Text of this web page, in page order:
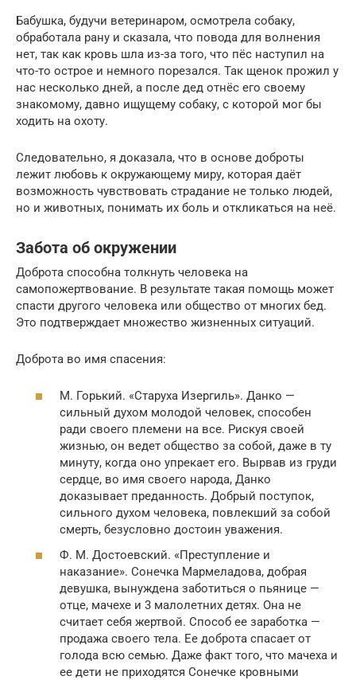
Бабушка, будучи ветеринаром, осмотрела собаку,
обработала рану и сказала, что повода для волнения
нет, так как кровь шла из-за того, что пёс наступил на
что-то острое и немного порезался. Так щенок прожил у
нас несколько дней, а после дед отнёс его своему
знакомому, давно ищущему собаку, с которой мог бы
ходить на охоту.
Следовательно, я доказала, что в основе доброты
лежит любовь к окружающему миру, которая даёт
возможность чувствовать страдание не только людей,
но и животных, понимать их боль и откликаться на неё.
Забота об окружении
Доброта способна толкнуть человека на
самопожертвование. В результате такая помощь может
спасти другого человека или общество от многих бед.
Это подтверждает множество жизненных ситуаций.
Доброта во имя спасения:
М. Горький. «Старуха Изергиль». Данко —
сильный духом молодой человек, способен
ради своего племени на все. Рискуя своей
жизнью, он ведет общество за собой, даже в ту
минуту, когда оно упрекает его. Вырвав из груди
сердце, во имя своего народа, Данко
доказывает преданность. Добрый поступок,
сильного духом человека, повлекший за собой
смерть, безусловно достоин уважения.
Ф. М. Достоевский. «Преступление и
наказание». Сонечка Мармеладова, добрая
девушка, вынуждена заботиться о пьянице —
отце, мачехе и 3 малолетних детях. Она не
считает себя жертвой. Способ ее заработка —
продажа своего тела. Ее доброта спасает от
голода всю семью. Даже факт того, что мачеха и
ее дети не приходятся Сонечке кровными